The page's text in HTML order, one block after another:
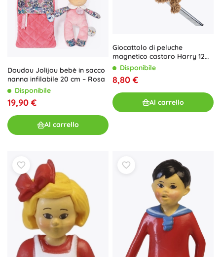
Doudou Jolijou bebè in sacco
nanna infilabile 20 cm – Rosa
Disponibile
19,90 €
Al carrello
Giocattolo di peluche
magnetico castoro Harry 12
cm NICI GREEN
Disponibile
8,80 €
Al carrello